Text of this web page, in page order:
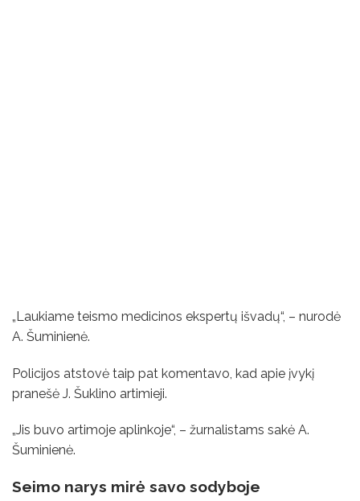
„Laukiame teismo medicinos ekspertų išvadų“, – nurodė
A. Šuminienė.
Policijos atstovė taip pat komentavo, kad apie įvykį
pranešė J. Šuklino artimieji.
„Jis buvo artimoje aplinkoje“, – žurnalistams sakė A.
Šuminienė.
Seimo narys mirė savo sodyboje